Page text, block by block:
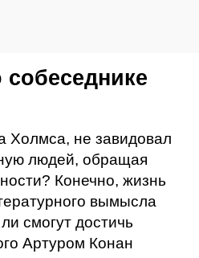
собеседнике
Холмса, не завидовал
людей, обращая
Конечно, жизнь
вымысла
смогут достичь
Артуром Конан